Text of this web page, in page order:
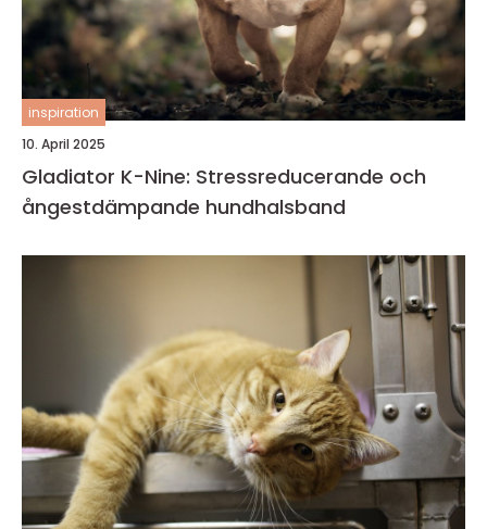
inspiration
10. April 2025
Gladiator K-Nine: Stressreducerande och
ångestdämpande hundhalsband